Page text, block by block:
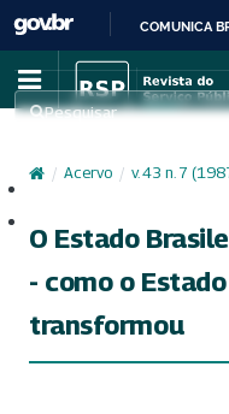
COMUNICA
Pesquisar
/ Acervo / v. 43 n. 7
O Estado
- como o
transformou